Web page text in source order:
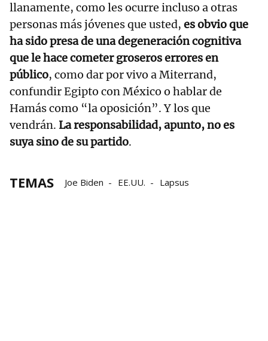
llanamente, como les ocurre incluso a otras
personas más jóvenes que usted, es obvio que
ha sido presa de una degeneración cognitiva
que le hace cometer groseros errores en
público, como dar por vivo a Miterrand,
confundir Egipto con México o hablar de
Hamás como “la oposición”. Y los que
vendrán. La responsabilidad, apunto, no es
suya sino de su partido.
TEMAS Joe Biden EE.UU. Lapsus